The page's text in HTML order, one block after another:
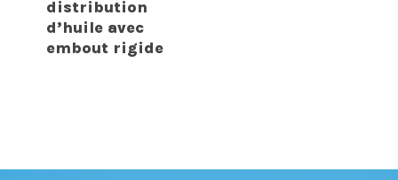
distribution
d’huile avec
embout rigide